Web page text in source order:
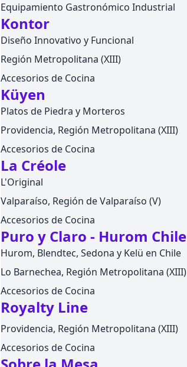
Equipamiento Gastronómico Industrial
Kontor
Diseño Innovativo y Funcional
Región Metropolitana (XIII)
Accesorios de Cocina
Küyen
Platos de Piedra y Morteros
Providencia, Región Metropolitana (XIII)
Accesorios de Cocina
La Créole
L'Original
Valparaíso, Región de Valparaíso (V)
Accesorios de Cocina
Puro y Claro - Hurom Chile
Hurom, Blendtec, Sedona y Kelü en Chile
Lo Barnechea, Región Metropolitana (XIII)
Accesorios de Cocina
Royalty Line
Providencia, Región Metropolitana (XIII)
Accesorios de Cocina